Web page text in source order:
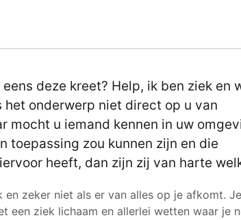
deze kreet? Help, ik ben ziek en
het onderwerp niet direct op u van
mocht u iemand kennen in uw
toepassing zou kunnen zijn en die
heeft, dan zijn zij van harte
en zeker niet als er van alles op je afkomt.
een ziek lichaam en allerlei wetten waar je